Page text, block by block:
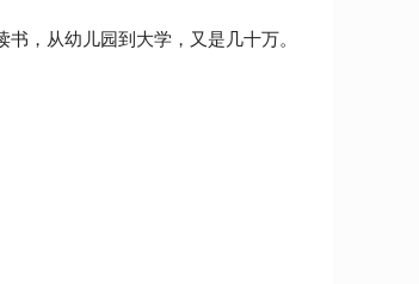
，从幼儿园到大学，又是几十万。